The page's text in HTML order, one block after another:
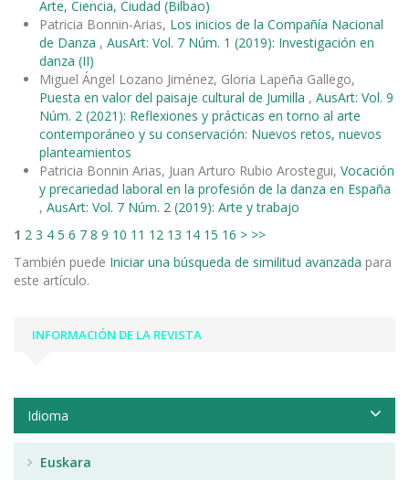
Arte, Ciencia, Ciudad (Bilbao)
Patricia Bonnin-Arias, Los inicios de la Compañía Nacional
de Danza , AusArt: Vol. 7 Núm. 1 (2019): Investigación en
danza (II)
Miguel Ángel Lozano Jiménez, Gloria Lapeña Gallego,
Puesta en valor del paisaje cultural de Jumilla , AusArt: Vol. 9
Núm. 2 (2021): Reflexiones y prácticas en torno al arte
contemporáneo y su conservación: Nuevos retos, nuevos
planteamientos
Patricia Bonnin Arias, Juan Arturo Rubio Arostegui, Vocación
y precariedad laboral en la profesión de la danza en España
, AusArt: Vol. 7 Núm. 2 (2019): Arte y trabajo
1 2 3 4 5 6 7 8 9 10 11 12 13 14 15 16 > >>
También puede Iniciar una búsqueda de similitud avanzada para
este artículo.
INFORMACIÓN DE LA REVISTA
Idioma
Euskara